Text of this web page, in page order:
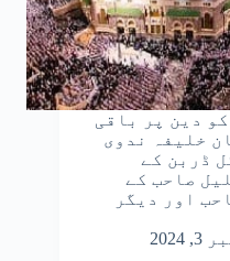
دین پر باقی
خلیفہ ندوی
ڈربن کے
صاحب کے
اور دیگر